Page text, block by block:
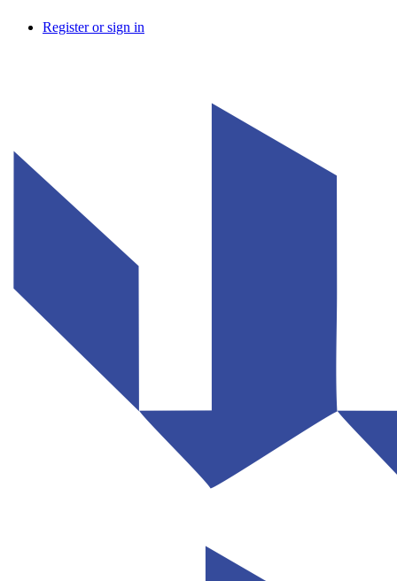
Register or sign in